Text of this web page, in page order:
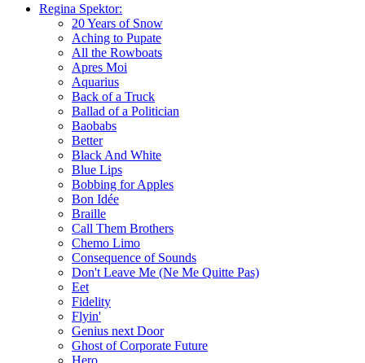
Regina Spektor:
20 Years of Snow
Aching to Pupate
All the Rowboats
Apres Moi
Aquarius
Back of a Truck
Ballad of a Politician
Baobabs
Better
Black And White
Blue Lips
Bobbing for Apples
Bon Idée
Braille
Call Them Brothers
Chemo Limo
Consequence of Sounds
Don't Leave Me (Ne Me Quitte Pas)
Eet
Fidelity
Flyin'
Genius next Door
Ghost of Corporate Future
Hero